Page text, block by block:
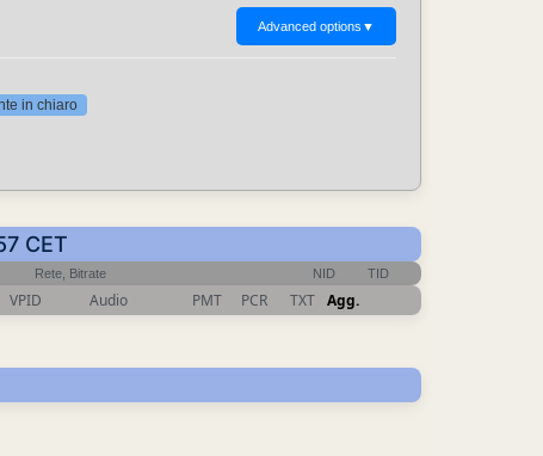
Advanced options ▼
in chiaro
CET
Rete, Bitrate NID TID
VPID Audio PMT PCR TXT Agg.